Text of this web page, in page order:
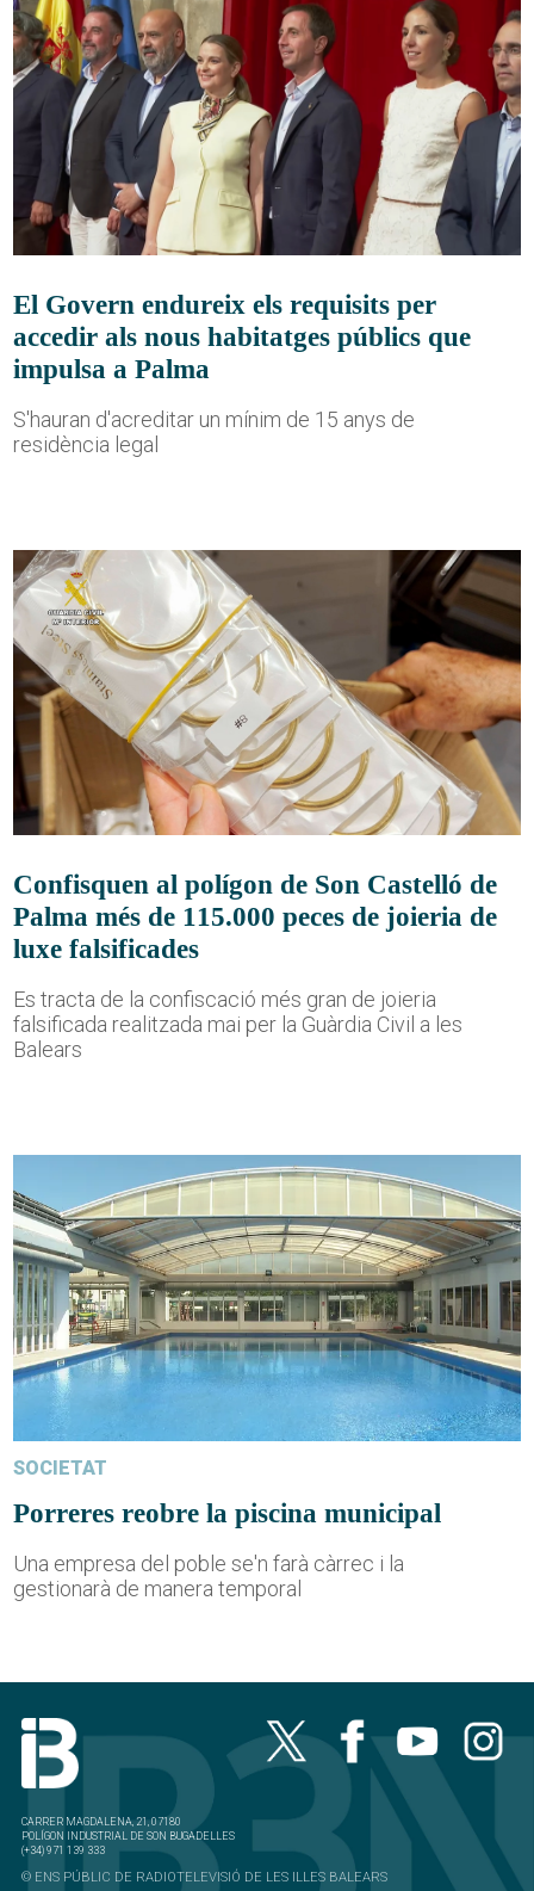
El Govern endureix els requisits per
accedir als nous habitatges públics que
impulsa a Palma
S'hauran d'acreditar un mínim de 15 anys de
residència legal
Confisquen al polígon de Son Castelló de
Palma més de 115.000 peces de joieria de
luxe falsificades
Es tracta de la confiscació més gran de joieria
falsificada realitzada mai per la Guàrdia Civil a les
Balears
SOCIETAT
Porreres reobre la piscina municipal
Una empresa del poble se'n farà càrrec i la
gestionarà de manera temporal
CARRER MAGDALENA, 21, 07180
POLÍGON INDUSTRIAL DE SON BUGADELLES
(+34) 971 139 333
© ENS PÚBLIC DE RADIOTELEVISIÓ DE LES ILLES BALEARS